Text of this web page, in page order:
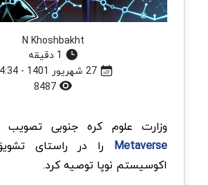
N Khoshbakht
27 شهریور 1401 - 14:34
وزارت علوم کره جنوبی تصویب
Metaverse را در راستای
اکوسیستم نوپا توصیه کرد.